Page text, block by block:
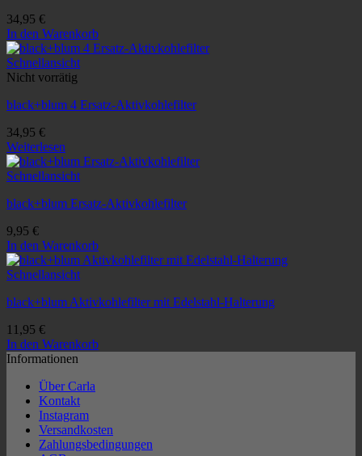
34,95 €
In den Warenkorb
Schnellansicht
Nicht vorrätig
black+blum 4 Ersatz-Aktivkohlefilter
34,95 €
Weiterlesen
Schnellansicht
black+blum Ersatz-Aktivkohlefilter
9,95 €
In den Warenkorb
Schnellansicht
black+blum Aktivkohlefilter mit Edelstahl-Halterung
11,95 €
In den Warenkorb
Informationen
Über Carla
Kontakt
Instagram
Versandkosten
Zahlungsbedingungen